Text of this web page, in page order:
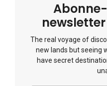
The real voyage of
new lands but seeing
have secret